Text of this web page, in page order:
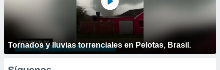
Tornados y lluvias torrenciales en Pelotas, Brasil.